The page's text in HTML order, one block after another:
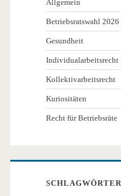
Allgemein
Betriebsratswahl 2026
Gesundheit
Individualarbeitsrecht
Kollektivarbeitsrecht
Kuriositäten
Recht für Betriebsräte
SCHLAGWÖRTER